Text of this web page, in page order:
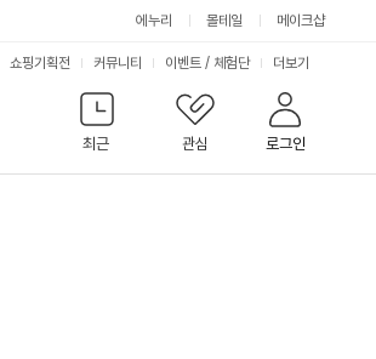
에누리 몰테일 메이크샵
최근
관심 로그인
쇼핑기획전 커뮤니티 이벤트 / 체험단 서
비
스
더보기